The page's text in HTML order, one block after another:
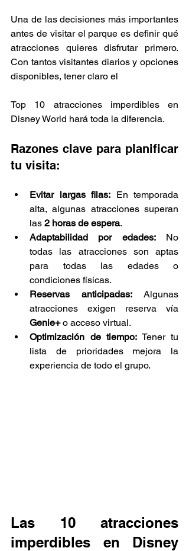
Una de las decisiones más importantes
antes de visitar el parque es definir qué
atracciones quieres disfrutar primero.
Con tantos visitantes diarios y opciones
disponibles, tener claro el
Top 10 atracciones imperdibles en
Disney World hará toda la diferencia.
Razones clave para planificar
tu visita:
Evitar largas filas: En temporada
alta, algunas atracciones superan
las 2 horas de espera.
Adaptabilidad por edades: No
todas las atracciones son aptas
para todas las edades o
condiciones físicas.
Reservas anticipadas: Algunas
Genie+ o acceso virtual.
Optimización de tiempo: Tener tu
lista de prioridades mejora la
experiencia de todo el grupo.
Las 10 atracciones
imperdibles en Disney